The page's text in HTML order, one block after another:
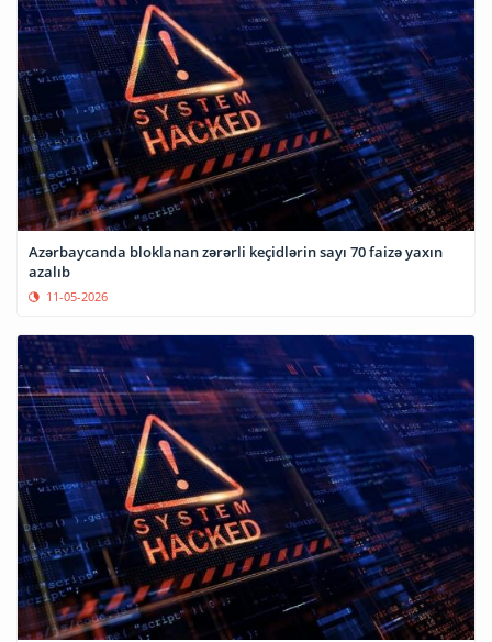
Azərbaycanda bloklanan zərərli keçidlərin sayı 70 faizə yaxın
azalıb
11-05-2026